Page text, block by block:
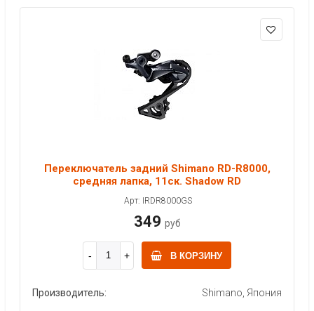
Переключатель задний Shimano RD-R8000,
средняя лапка, 11ск. Shadow RD
Арт: IRDR8000GS
349 руб
В КОРЗИНУ
Производитель: Shimano, Япония